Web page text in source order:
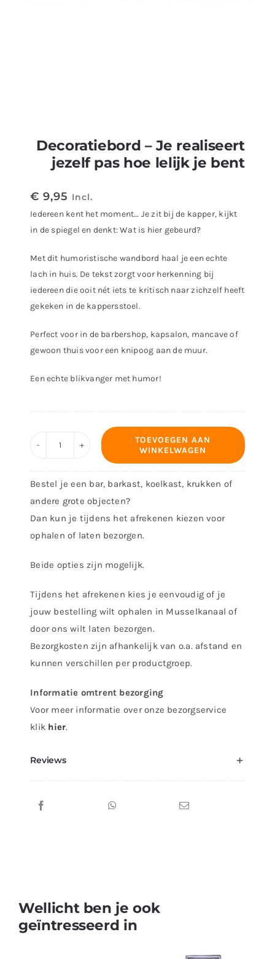
Decoratiebord – Je realiseert
jezelf pas hoe lelijk je bent
€ 9,95 Incl.
Iedereen kent het moment… Je zit bij de kapper, kijkt
in de spiegel en denkt: Wat is hier gebeurd?
Met dit humoristische wandbord haal je een echte
lach in huis. De tekst zorgt voor herkenning bij
iedereen die ooit nét iets te kritisch naarzichzelf heeft
gekeken in de kappersstoel.
Perfect voor in de barbershop, kapsalon, mancave of
gewoon thuis voor een knipoog aan de muur.
Een echte blikvanger met humor!
Decoratiebord
Je
realiseert
jezelf
pas
lelijk
je
bent
aantal
TOEVOEGEN AAN
WINKELWAGEN
Bestel je een bar, barkast, koelkast, krukken of
andere grote objecten?
Dan kun je tijdens het afrekenen kiezen voor
ophalen of laten bezorgen.
Beide opties zijn mogelijk.
Tijdens het afrekenen kies je eenvoudig of je
jouw bestelling wilt ophalen in Musselkanaal of
door ons wilt laten bezorgen.
Bezorgkosten zijn afhankelijk van o.a. afstand en
kunnen verschillen per productgroep.
Informatie omtrent bezorging
Voor meer informatie over onze bezorgservice
klik hier.
Reviews
Wellicht ben je ook
geïntresseerd in